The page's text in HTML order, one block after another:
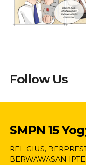
Follow Us
SMPN 15
RELIGIUS,
BERWAWASAN